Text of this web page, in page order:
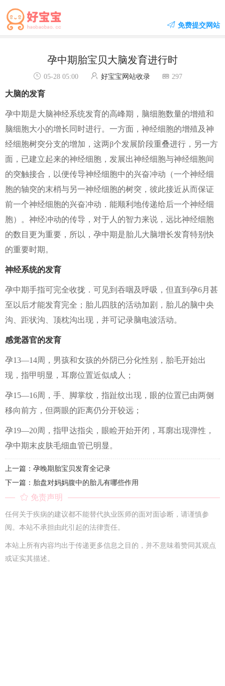
免费提交网站
孕中期胎宝贝大脑发育进行时
05-28 05:00 好宝宝网站收录 297
大脑的发育
孕中期是大脑神经系统发育的高峰期，脑细胞数量的增殖和
脑细胞大小的增长同时进行。一方面，神经细胞的增殖及神
经细胞树突分支的增加，这两β个发展阶段重叠进行，另一方
面，已建立起来的神经细胞，发展出神经细胞与神经细胞间
的突触接合，以便传导神经细胞中的兴奋冲动（一个神经细
胞的轴突的末梢与另一神经细胞的树突，彼此接近从而保证
前一个神经细胞的兴奋冲动．能顺利地传递给后一个神经细
胞）。神经冲动的传导，对于人的智力来说，远比神经细胞
的数目更为重要，所以，孕中期是胎儿大脑增长发育特别快
的重要时期。
神经系统的发育
孕中期手指可完全收拢．可见到吞咽及呼吸，但直到孕6月甚
至以后才能发育完全；胎儿四肢的活动加剧，胎儿的脑中央
沟、距状沟、顶枕沟出现，并可记录脑电波活动。
感觉器官的发育
孕13—14周，男孩和女孩的外阴已分化性别，胎毛开始出
现，指甲明显，耳廓位置近似成人；
孕15—16周，手、脚掌纹，指趾纹出现，眼的位置已由两侧
移向前方，但两眼的距离仍分开较远；
孕19—20周，指甲达指尖，眼睑开始开闭，耳廓出现弹性，
孕中期末皮肤毛细血管已明显。
上一篇：孕晚期胎宝贝发育全记录
下一篇：胎盘对妈妈腹中的胎儿有哪些作用
免责声明
任何关于疾病的建议都不能替代执业医师的面对面诊断，请谨慎参
阅。本站不承担由此引起的法律责任。
本站上所有内容均出于传递更多信息之目的，并不意味着赞同其观点
或证实其描述。